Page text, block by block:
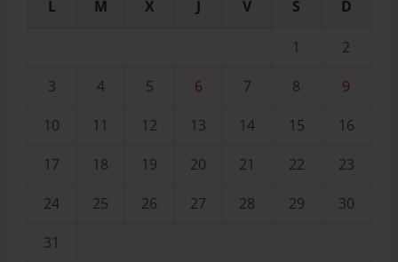
L M X J V S D
1
2
3
4 5 6 7 8
9
10
11 12 13 14 15
16
17
18 19 20 21 22
23
24
25 26 27 28 29
30
31